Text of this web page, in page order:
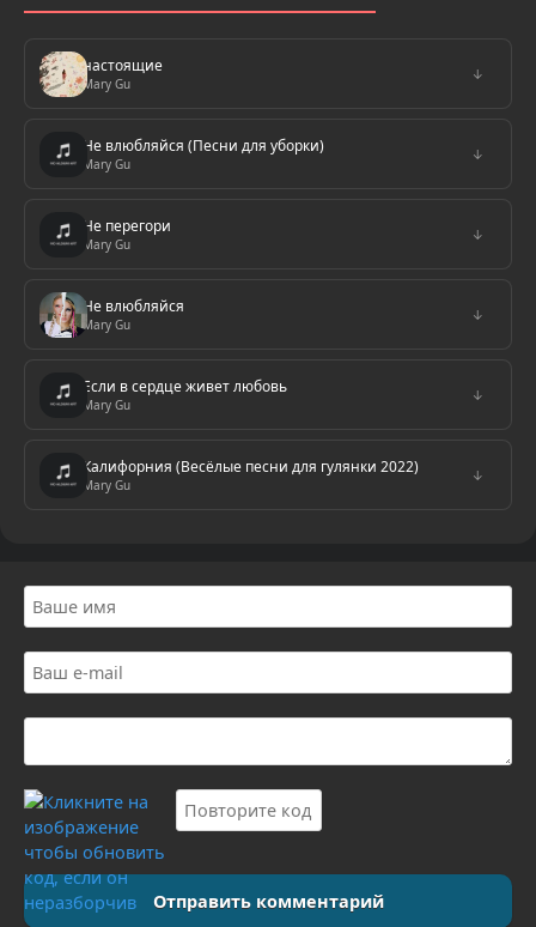
настоящие
Mary Gu
↓
Не влюбляйся (Песни для уборки)
Mary Gu
↓
Не перегори
Mary Gu
↓
Не влюбляйся
Mary Gu
↓
Если в сердце живет любовь
Mary Gu
↓
Калифорния (Весёлые песни для гулянки 2022)
Mary Gu
↓
Отправить комментарий